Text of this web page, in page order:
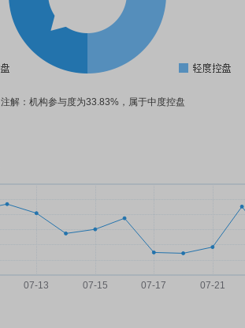
注解：机构参与度为33.83%，属于中度控盘